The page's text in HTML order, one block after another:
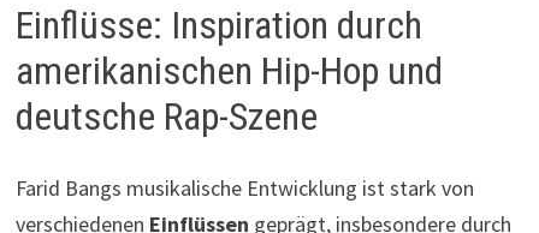
Einflüsse: Inspiration durch
amerikanischen Hip-Hop und
deutsche Rap-Szene
Farid Bangs musikalische Entwicklung ist stark von
verschiedenen Einflüssen geprägt, insbesondere durch